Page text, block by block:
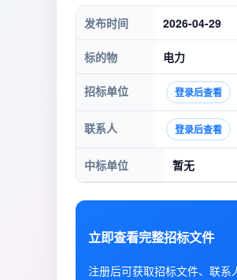
发布时间 2026-04-29
标的物 电力
招标单位 登录后查看
联系人 登录后查看
中标单位 暂无
立即查看完整招标文件
注册后可获取招标文件、联系